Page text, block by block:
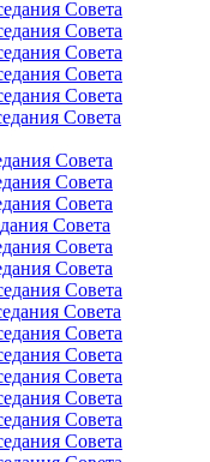
Совета
Совета
Совета
Совета
Совета
Совета
Совета
Совета
Совета
Совета
Совета
Совета
Совета
Совета
Совета
Совета
Совета
Совета
Совета
Совета